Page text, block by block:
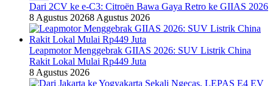
Dari 2CV ke e-C3: Citroën Bawa Gaya Retro ke GIIAS 2026
8 Agustus 20268 Agustus 2026
Leapmotor Menggebrak GIIAS 2026: SUV Listrik China
Rakit Lokal Mulai Rp449 Juta
8 Agustus 2026